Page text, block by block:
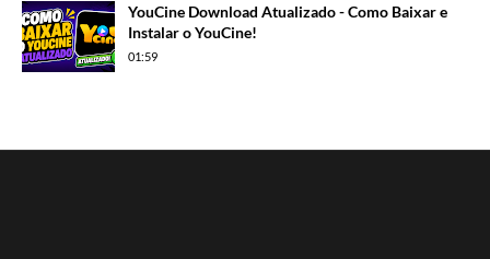
YouCine Download Atualizado - Como Baixar e
Instalar o YouCine!
01:59